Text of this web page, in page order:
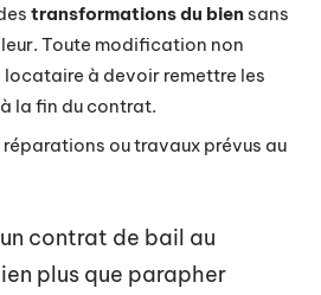
transformations du bien sans
Toute modification non
à devoir remettre les
la fin du contrat.
ou travaux prévus au
contrat de bail au
plus que parapher